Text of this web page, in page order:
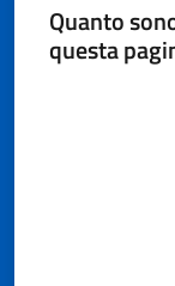
Quanto
questa